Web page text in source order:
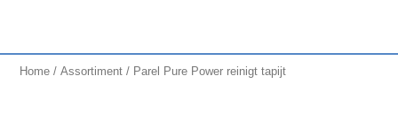
Home /Assortiment / Parel Pure Power reinigt tapijt